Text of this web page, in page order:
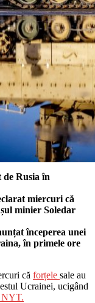
de Rusia în
miercuri că
minier Soledar
începerea unei
în primele ore
că forțele sale au
Ucrainei, ucigând
NYT.